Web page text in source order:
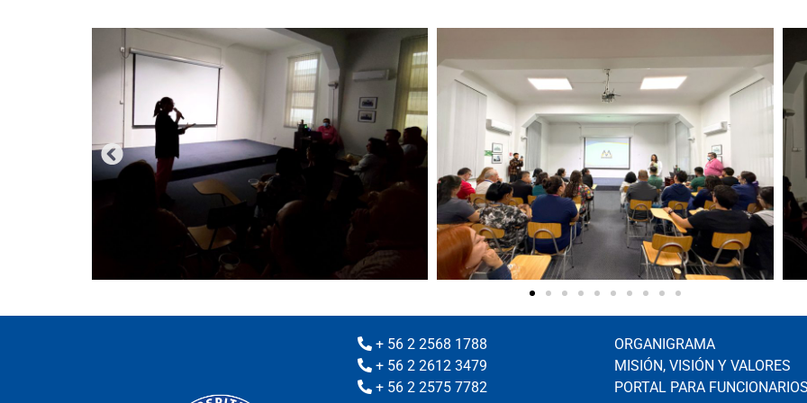
+ 56 2 2568 1788
+ 56 2 2612 3479
+ 56 2 2575 7782
ORGANIGRAMA
MISIÓN, VISIÓN Y VALORES
PORTAL PARA